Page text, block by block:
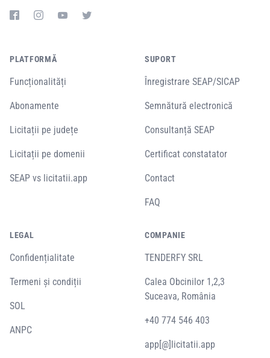
PLATFORMĂ
Funcționalități
Abonamente
Licitații pe județe
Licitații pe domenii
SEAP vs licitatii.app
SUPORT
Înregistrare SEAP/SICAP
Semnătură electronică
Consultanță SEAP
Certificat constatator
Contact
FAQ
LEGAL
Confidențialitate
Termeni și condiții
SOL
ANPC
COMPANIE
TENDERFY SRL
Calea Obcinilor 1,2,3
Suceava, România
+40 774 546 403
app[@]licitatii.app